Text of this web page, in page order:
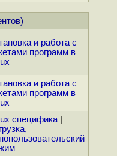
и работа с
программ в
и работа с
программ в
специфика|